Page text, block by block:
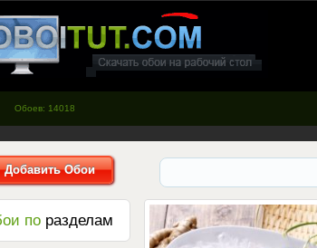
- Обои для рабочего
Обоев: 14018
Добавить Обои
по разделам